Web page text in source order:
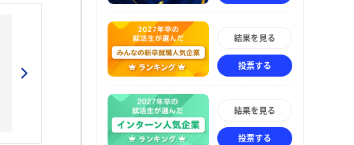
結果を見る
投票する
結果を見る
投票する